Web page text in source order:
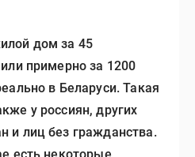
дом за 45
примерно за 1200
в Беларуси. Такая
у россиян, других
и лиц без гражданства.